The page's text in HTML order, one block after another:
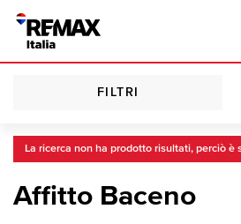
FILTRI
La ricerca non ha prodotto risultati, perciò è
Affitto Baceno